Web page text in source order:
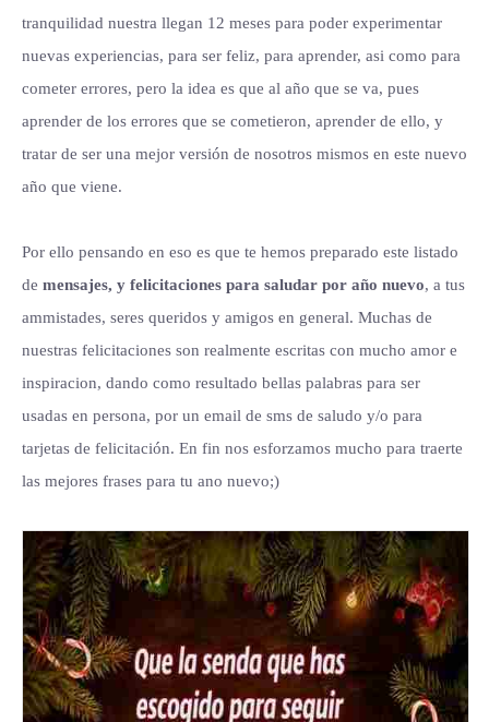
tranquilidad nuestra llegan 12 meses para poder experimentar
nuevas experiencias, para ser feliz, para aprender, asi como para
cometer errores, pero la idea es que al año que se va, pues
aprender de los errores que se cometieron, aprender de ello, y
tratar de ser una mejor versión de nosotros mismos en este nuevo
año que viene.
Por ello pensando en eso es que te hemos preparado este listado
de mensajes, y felicitaciones para saludar por año nuevo, a tus
ammistades, seres queridos y amigos en general. Muchas de
nuestras felicitaciones son realmente escritas con mucho amor e
inspiracion, dando como resultado bellas palabras para ser
usadas en persona, por un email de sms de saludo y/o para
tarjetas de felicitación. En fin nos esforzamos mucho para traerte
las mejores frases para tu ano nuevo;)